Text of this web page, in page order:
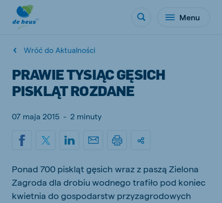
Menu
Wróć do Aktualności
PRAWIE TYSIĄC GĘSICH
PISKLĄT ROZDANE
07 maja 2015 - 2 minuty
Ponad 700 piskląt gęsich wraz z paszą Zielona
Zagroda dla drobiu wodnego trafiło pod koniec
kwietnia do gospodarstw przyzagrodowych